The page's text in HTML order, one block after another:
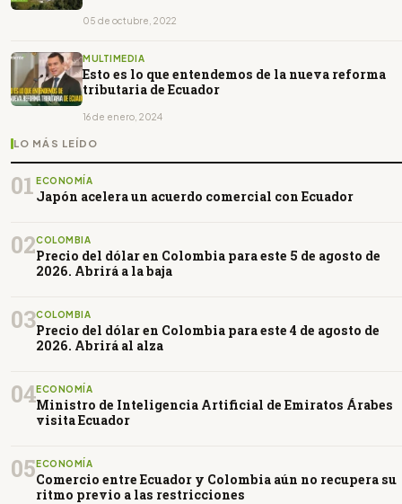
05 de octubre, 2022
MULTIMEDIA
Esto es lo que entendemos de la nueva reforma
tributaria de Ecuador
16 de enero, 2024
LO MÁS LEÍDO
01 ECONOMÍA
Japón acelera un acuerdo comercial con Ecuador
02COLOMBIA
Precio del dólar en Colombia para este 5 de agosto de
2026. Abrirá a la baja
03COLOMBIA
Precio del dólar en Colombia para este 4 de agosto de
2026. Abrirá al alza
04ECONOMÍA
Ministro de Inteligencia Artificial de Emiratos Árabes
visita Ecuador
05ECONOMÍA
Comercio entre Ecuador y Colombia aún no recupera su
ritmo previo a las restricciones